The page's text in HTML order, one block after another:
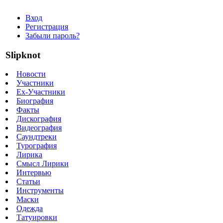
Вход
Регистрация
Забыли пароль?
Slipknot
Новости
Участники
Ex-Участники
Биография
Факты
Дискография
Видеография
Саундтреки
Турография
Лирика
Смысл Лирики
Интервью
Статьи
Инструменты
Маски
Одежда
Татуировки